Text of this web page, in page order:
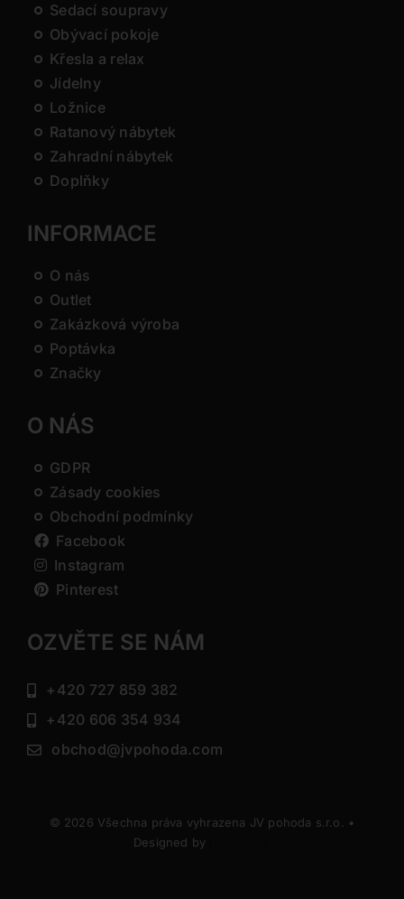
Sedací soupravy
Obývací pokoje
Křesla a relax
Jídelny
Ložnice
Ratanový nábytek
Zahradní nábytek
Doplňky
INFORMACE
O nás
Outlet
Zakázková výroba
Poptávka
Značky
O NÁS
GDPR
Zásady cookies
Obchodní podmínky
Facebook
Instagram
Pinterest
OZVĚTE SE NÁM
+420 727 859 382
+420 606 354 934
obchod@jvpohoda.com
© 2026 Všechna práva vyhrazena JV pohoda s.r.o. •
Designed by